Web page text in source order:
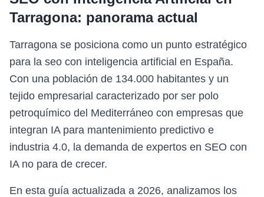
Tarragona: panorama actual
Tarragona se posiciona como un punto estratégico
para la seo con inteligencia artificial en España.
Con una población de 134.000 habitantes y un
tejido empresarial caracterizado por ser polo
petroquímico del Mediterráneo con empresas que
integran IA para mantenimiento predictivo e
industria 4.0, la demanda de expertos en SEO con
IA no para de crecer.
En esta guía actualizada a 2026, analizamos los